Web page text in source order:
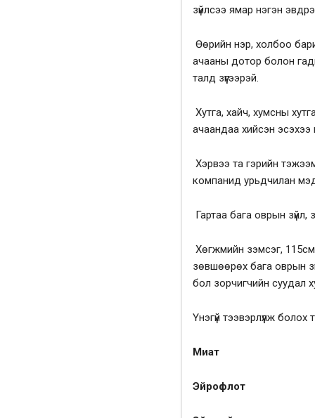
зүйлсээ ямар нэгэн
Өөрийн нэр, холбоо
ачааны дотор болон
талд зүүгээрэй.
Хутга, хайч, хумсны
ачаандаа хийсэн эсэхээ
Хэрвээ та гэрийн
компанид урьдчилан
Гартаа бага оврын зүйл,
Хөгжмийн зэмсэг,
зөвшөөрөх бага оврын
бол зорчигчийн суудал
Үнэгүй тээвэрлүүлж
Миат
Эйрофлот